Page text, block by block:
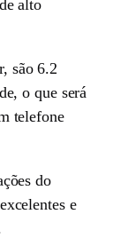
alto
são 6.2
o que será
telefone
do
e